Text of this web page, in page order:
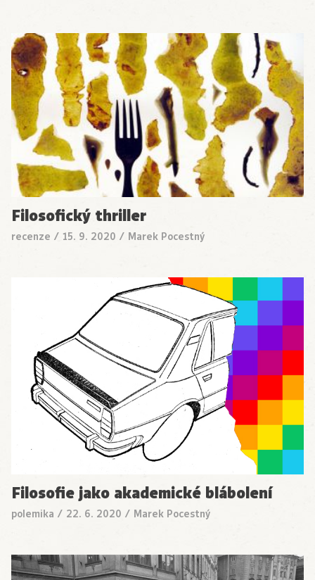
Filosofický thriller
recenze / 15. 9. 2020 / Marek Pocestný
Filosofie jako akademické blábolení
polemika / 22. 6. 2020 / Marek Pocestný